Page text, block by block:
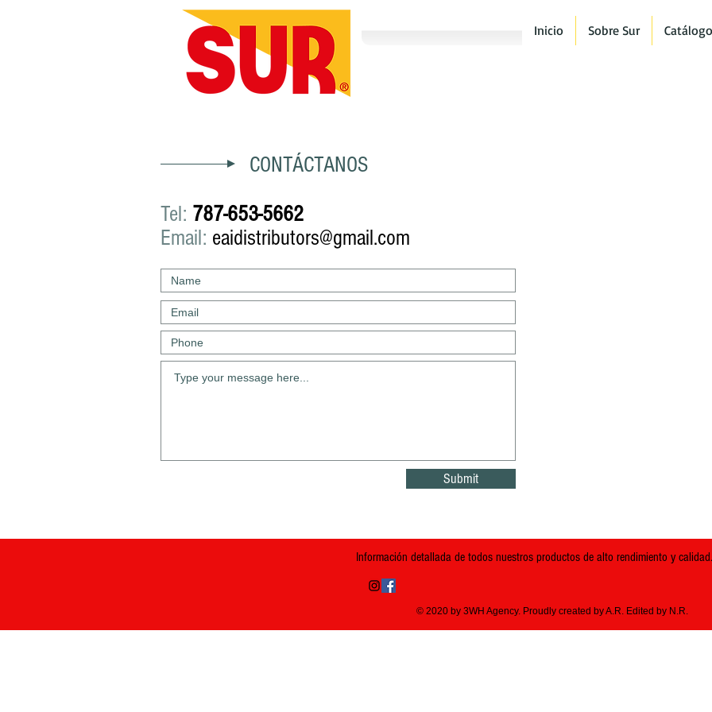
Inicio Sobre Sur Catálogo
CONTÁCTANOS
Tel: 787-653-5662
Email: eaidistributors@gmail.com
Submit
Información detallada de todos nuestros productos de alto rendimiento y calidad.
© 2020 by 3WH Agency. Proudly created by A.R. Edited by N.R.